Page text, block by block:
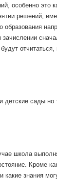
особенно это
решений,
сады
школа
Кроме
знания